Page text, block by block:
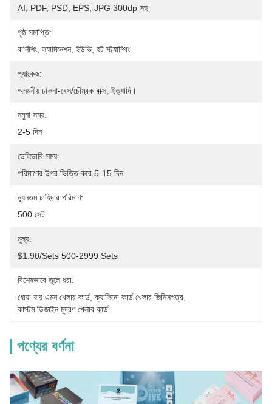
AI, PDF, PSD, EPS, JPG 300dp সহ
পৃষ্ঠ সমাপ্তি:
বার্নিশিং, ল্যামিনেশন, ইউভি, হট স্ট্যাম্পিং
প্যাকেজ:
অনমনীয় ঢাকনা-বেস/চৌম্বক বাক্স, ইত্যাদি।
নমুনা সময়:
2-5 দিন
ডেলিভারি সময়:
পরিমাণের উপর ভিত্তি করে 5-15 দিন
ন্যূনতম চাহিদার পরিমাণ:
500 সেট
মূল্য:
$1.90/sets 500-2999 Sets
বিশেষভাবে তুলে ধরা:
ধোয়া যায় এমন খেলার কার্ড, ক্যাসিনো কার্ড খেলার জিনিসপত্র
কাস্টম ডিজাইন মুদ্রণ খেলার কার্ড
পণ্যের বর্ণনা